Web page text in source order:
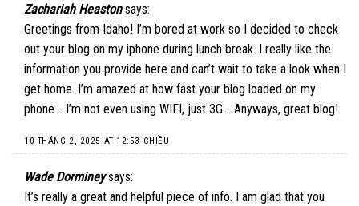
Zachariah Heaston says:
Greetings from Idaho! I’m bored at work so I decided to check
out your blog on my iphone during lunch break. I really like the
information you provide here and can’t wait to take a look when I
get home. I’m amazed at how fast your blog loaded on my
phone .. I’m not even using WIFI, just 3G .. Anyways, great blog!
10 THÁNG 2, 2025 AT 12:53 CHIỀU
Wade Dorminey says:
It’s really a great and helpful piece of info. I am glad that you